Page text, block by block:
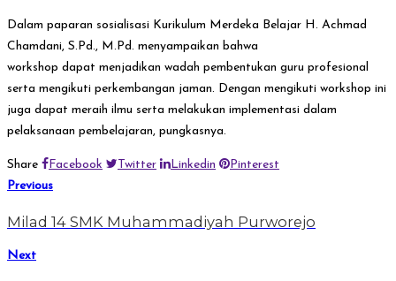
Dalam paparan sosialisasi Kurikulum Merdeka Belajar H. Achmad
Chamdani, S.Pd., M.Pd. menyampaikan bahwa
workshop dapat menjadikan wadah pembentukan guru profesional
serta mengikuti perkembangan jaman. Dengan mengikuti workshop ini
juga dapat meraih ilmu serta melakukan implementasi dalam
pelaksanaan pembelajaran, pungkasnya.
Share Facebook Twitter Linkedin
Pinterest
Previous
Milad 14 SMK Muhammadiyah Purworejo
Next